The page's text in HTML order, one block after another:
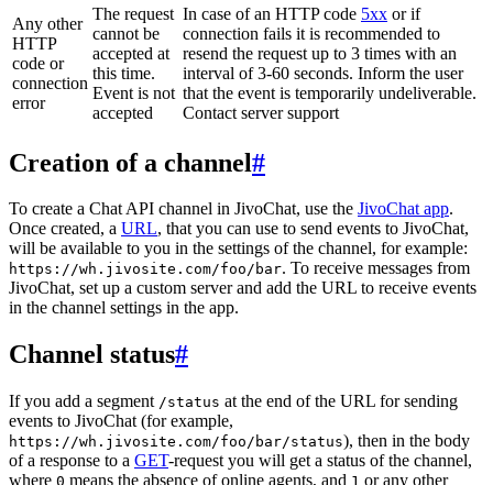
Any other
HTTP
code or
connection
error
The request
cannot be
accepted at
this time.
Event is not
accepted
In case of an HTTP code 5xx or if
connection fails it is recommended to
resend the request up to 3 times with an
interval of 3-60 seconds. Inform the user
that the event is temporarily undeliverable.
Contact server support
Creation of a channel#
To create a Chat API channel in JivoChat, use the JivoChat app.
Once created, a URL, that you can use to send events to JivoChat,
will be available to you in the settings of the channel, for example:
https://wh.jivosite.com/foo/bar. To receive messages from
JivoChat, set up a custom server and add the URL to receive events
in the channel settings in the app.
Channel status#
If you add a segment /status at the end of the URL for sending
events to JivoChat (for example,
https://wh.jivosite.com/foo/bar/status), then in the body
of a response to a GET-request you will get a status of the channel,
where 0 means the absence of online agents, and 1 or any other